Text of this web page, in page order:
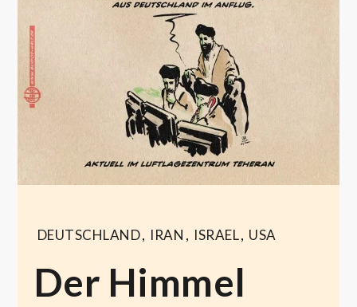
DEUTSCHLAND, IRAN , ISRAEL, USA
Der Himmel